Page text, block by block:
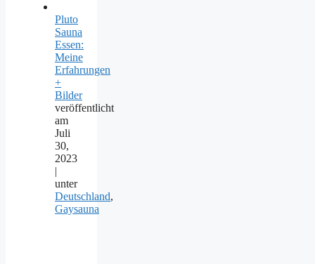
Pluto
Sauna
Essen:
Meine
Erfahrungen
+
Bilder
veröffentlicht
am
Juli
30,
2023
|
unter
Deutschland,
Gaysauna